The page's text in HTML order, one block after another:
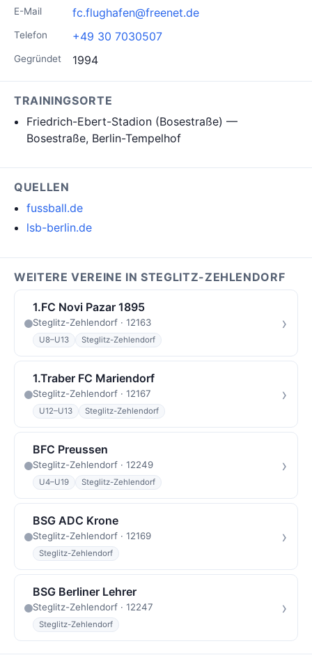
E-Mail fc.flughafen@freenet.de
Telefon +49 30 7030507
Gegründet 1994
TRAININGSORTE
Friedrich-Ebert-Stadion (Bosestraße) —
Bosestraße, Berlin-Tempelhof
QUELLEN
fussball.de
lsb-berlin.de
WEITERE VEREINE IN STEGLITZ-ZEHLENDORF
1.FC Novi Pazar 1895
Steglitz-Zehlendorf · 12163
U8–U13 Steglitz-Zehlendorf
›
1.Traber FC Mariendorf
Steglitz-Zehlendorf · 12167
U12–U13 Steglitz-Zehlendorf
›
BFC Preussen
Steglitz-Zehlendorf · 12249
U4–U19 Steglitz-Zehlendorf
›
BSG ADC Krone
Steglitz-Zehlendorf · 12169
Steglitz-Zehlendorf
›
BSG Berliner Lehrer
Steglitz-Zehlendorf · 12247
Steglitz-Zehlendorf
›